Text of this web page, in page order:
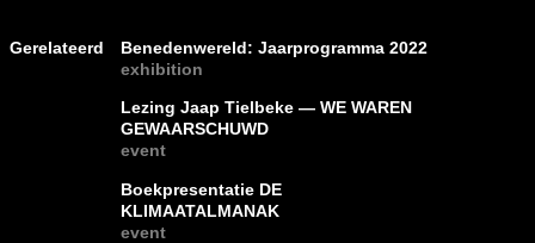
Gerelateerd
Benedenwereld: Jaarprogramma 2022
exhibition
Lezing Jaap Tielbeke — WE WAREN
GEWAARSCHUWD
event
Boekpresentatie DE
KLIMAATALMANAK
event